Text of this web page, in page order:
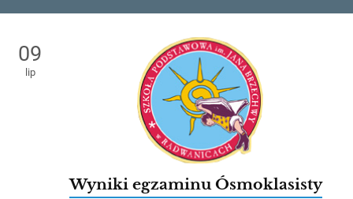
09
lip
Wyniki egzaminu Ósmoklasisty